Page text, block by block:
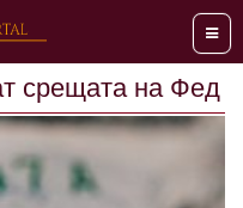
Меню
срещата на Фед